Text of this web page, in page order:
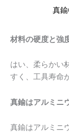
真
材料の硬度と強
はい、柔らかい
すく、工具寿命
真鍮はアルミニ
真鍮はアルミニ